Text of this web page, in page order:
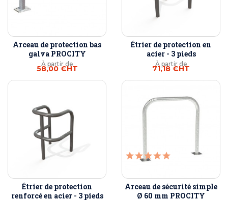
Arceau de protection bas
galva PROCITY
À partir de
58,00 €HT
Étrier de protection en
acier - 3 pieds
À partir de
71,18 €HT
Étrier de protection
renforcé en acier - 3 pieds
Arceau de sécurité simple
Ø 60 mm PROCITY